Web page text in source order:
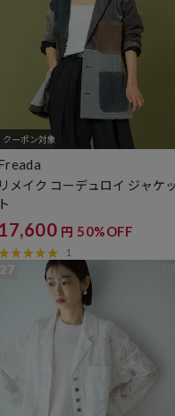
クーポン対象
リメイク コーデュロイ ジャケッ
ト
17,600 円 50%OFF
1
27